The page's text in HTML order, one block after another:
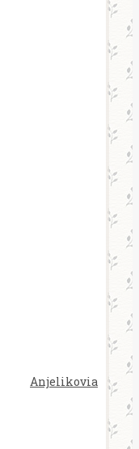
Anjelikovia